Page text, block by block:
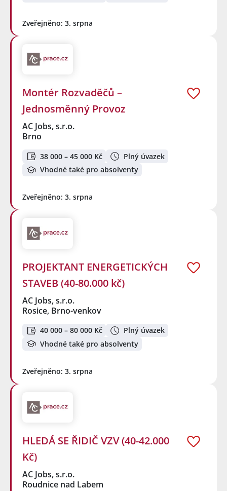
Zveřejněno: 3. srpna
Montér Rozvaděčů –
Jednosměnný Provoz
AC Jobs, s.r.o.
Brno
38 000 – 45 000 Kč
Plný úvazek
Vhodné také pro absolventy
Zveřejněno: 3. srpna
PROJEKTANT ENERGETICKÝCH
STAVEB (40-80.000 kč)
AC Jobs, s.r.o.
Rosice, Brno-venkov
40 000 – 80 000 Kč
Plný úvazek
Vhodné také pro absolventy
Zveřejněno: 3. srpna
HLEDÁ SE ŘIDIČ VZV (40-42.000
Kč)
AC Jobs, s.r.o.
Roudnice nad Labem